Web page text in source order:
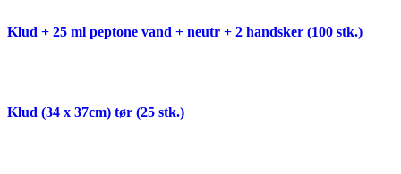
Klud + 25 ml peptone vand + neutr + 2 handsker (100 stk.)
Klud (34 x 37cm) tør (25 stk.)